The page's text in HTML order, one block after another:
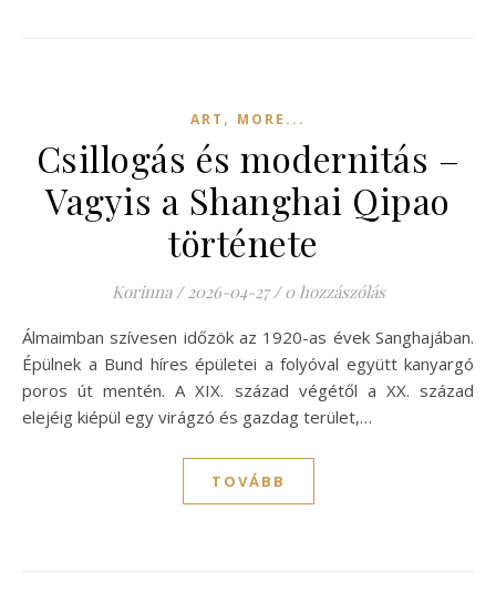
ART , MORE...
Csillogás és modernitás –
Vagyis a Shanghai Qipao
története
Korinna / 2026-04-27 / 0 hozzászólás
Álmaimban szívesen időzök az 1920-as évek Sanghajában.
Épülnek a Bund híres épületei a folyóval együtt kanyargó
poros út mentén. A XIX. század végétől a XX. század
elejéig kiépül egy virágzó és gazdag terület,…
TOVÁBB